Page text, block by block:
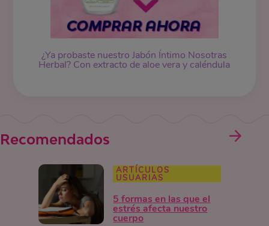
¿Ya probaste nuestroJabón Íntimo Nosotras
Herbal? Con extracto de aloe vera y caléndula
Recomendados
ARTÍCULOS
USUARIAS
5 formas en las que el
estrés afecta nuestro
cuerpo